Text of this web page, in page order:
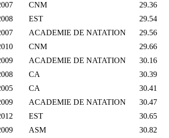
CNM 29.36
EST 29.54
ACADEMIE DE NATATION 29.56
CNM 29.66
ACADEMIE DE NATATION 30.16
CA 30.39
CA 30.41
ACADEMIE DE NATATION 30.47
EST 30.65
ASM 30.82